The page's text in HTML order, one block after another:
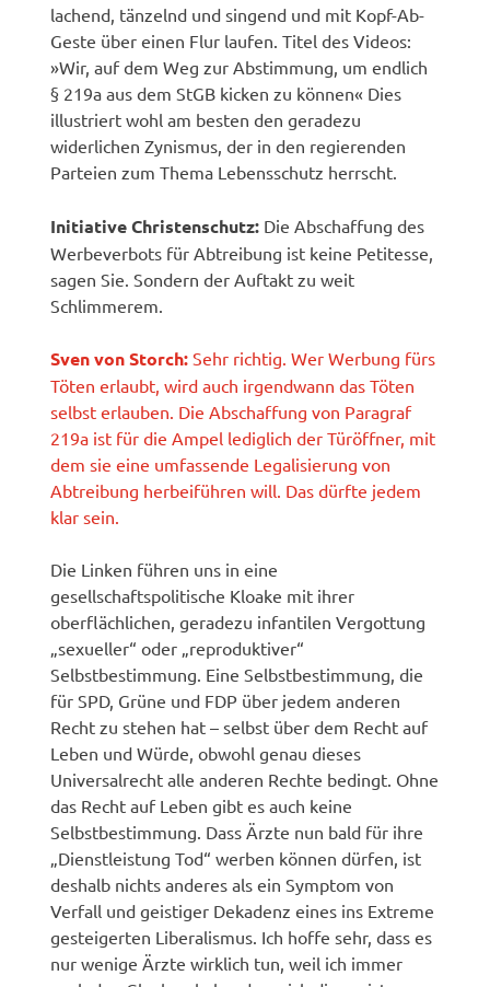
lachend, tänzelnd und singend und mit Kopf-Ab-
Geste über einen Flur laufen. Titel des Videos:
»Wir, auf dem Weg zur Abstimmung, um endlich
§ 219a aus dem StGB kicken zu können« Dies
illustriert wohl am besten den geradezu
widerlichen Zynismus, der in den regierenden
Parteien zum Thema Lebensschutz herrscht.
Initiative Christenschutz: Die Abschaffung des
Werbeverbots für Abtreibung ist keine Petitesse,
sagen Sie. Sondern der Auftakt zu weit
Schlimmerem.
Sven von Storch:Sehr richtig. Wer Werbung fürs
Töten erlaubt, wird auch irgendwann das Töten
selbst erlauben. Die Abschaffung von Paragraf
219a ist für die Ampel lediglich der Türöffner, mit
dem sie eine umfassende Legalisierung von
Abtreibung herbeiführen will. Das dürfte jedem
klar sein.
Die Linken führen uns in eine
gesellschaftspolitische Kloake mit ihrer
oberflächlichen, geradezu infantilen Vergottung
„sexueller“ oder „reproduktiver“
Selbstbestimmung. Eine Selbstbestimmung, die
für SPD, Grüne und FDP über jedem anderen
Recht zu stehen hat – selbst über dem Recht auf
Leben und Würde, obwohl genau dieses
Universalrecht alle anderen Rechte bedingt. Ohne
das Recht auf Leben gibt es auch keine
Selbstbestimmung. Dass Ärzte nun bald für ihre
„Dienstleistung Tod“ werben können dürfen, ist
deshalb nichts anderes als ein Symptom von
Verfall und geistiger Dekadenz eines ins Extreme
gesteigerten Liberalismus. Ich hoffe sehr, dass es
nur wenige Ärzte wirklich tun, weil ich immer